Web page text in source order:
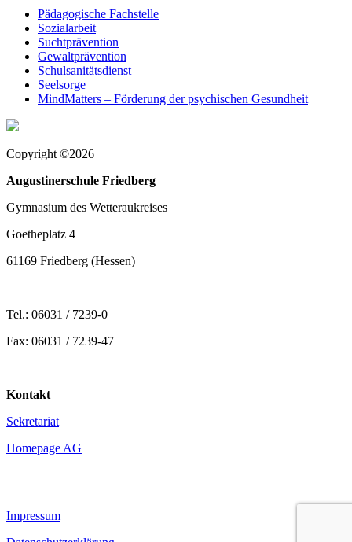
Pädagogische Fachstelle
Sozialarbeit
Suchtprävention
Gewaltprävention
Schulsanitätsdienst
Seelsorge
MindMatters – Förderung der psychischen Gesundheit
Copyright ©2026
Augustinerschule Friedberg
Gymnasium des Wetteraukreises
Goetheplatz 4
61169 Friedberg (Hessen)
Tel.: 06031 / 7239-0
Fax: 06031 / 7239-47
Kontakt
Sekretariat
Homepage AG
Impressum